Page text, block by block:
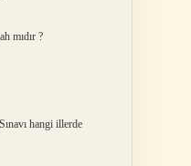
mıdır ?
hangi illerde